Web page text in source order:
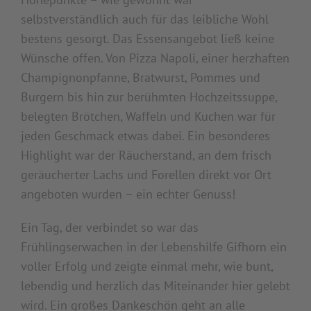
selbstverständlich auch für das leibliche Wohl
bestens gesorgt. Das Essensangebot ließ keine
Wünsche offen. Von Pizza Napoli, einer herzhaften
Champignonpfanne, Bratwurst, Pommes und
Burgern bis hin zur berühmten Hochzeitssuppe,
belegten Brötchen, Waffeln und Kuchen war für
jeden Geschmack etwas dabei. Ein besonderes
Highlight war der Räucherstand, an dem frisch
geräucherter Lachs und Forellen direkt vor Ort
angeboten wurden – ein echter Genuss!
Ein Tag, der verbindet so war das
Frühlingserwachen in der Lebenshilfe Gifhorn ein
voller Erfolg und zeigte einmal mehr, wie bunt,
lebendig und herzlich das Miteinander hier gelebt
wird. Ein großes Dankeschön geht an alle